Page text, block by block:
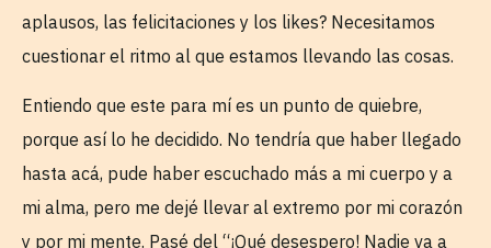
aplausos, las felicitaciones y los likes? Necesitamos
cuestionar el ritmo al que estamos llevando las cosas.
Entiendo que este para mí es un punto de quiebre,
porque así lo he decidido. No tendría que haber llegado
hasta acá, pude haber escuchado más a mi cuerpo y a
mi alma, pero me dejé llevar al extremo por mi corazón
y por mi mente. Pasé del “¡Qué desespero! Nadie va a